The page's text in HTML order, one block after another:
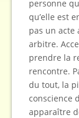
personne
qu’elle est
pas un acte
arbitre.
prendre la
rencontre.
du tout, la
conscience
apparaître